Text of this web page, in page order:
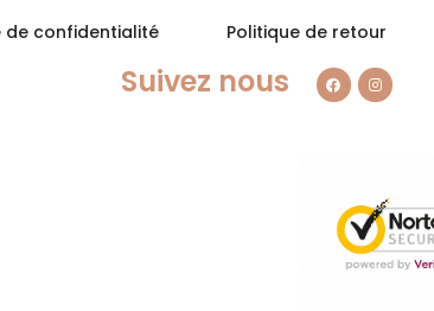
de confidentialité Politique de retour
Suivez nous